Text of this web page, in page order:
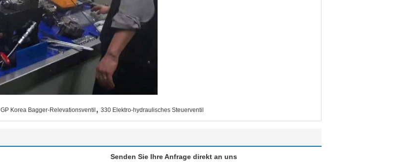
GP Korea Bagger-Relevationsventil , 330 Elektro-hydraulisches Steuerventil
Senden Sie Ihre Anfrage direkt an uns